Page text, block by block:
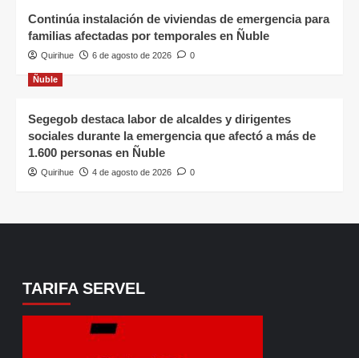
Continúa instalación de viviendas de emergencia para
familias afectadas por temporales en Ñuble
Quirihue 6 de agosto de 2026 0
Ñuble
Segegob destaca labor de alcaldes y dirigentes
sociales durante la emergencia que afectó a más de
1.600 personas en Ñuble
Quirihue 4 de agosto de 2026 0
TARIFA SERVEL